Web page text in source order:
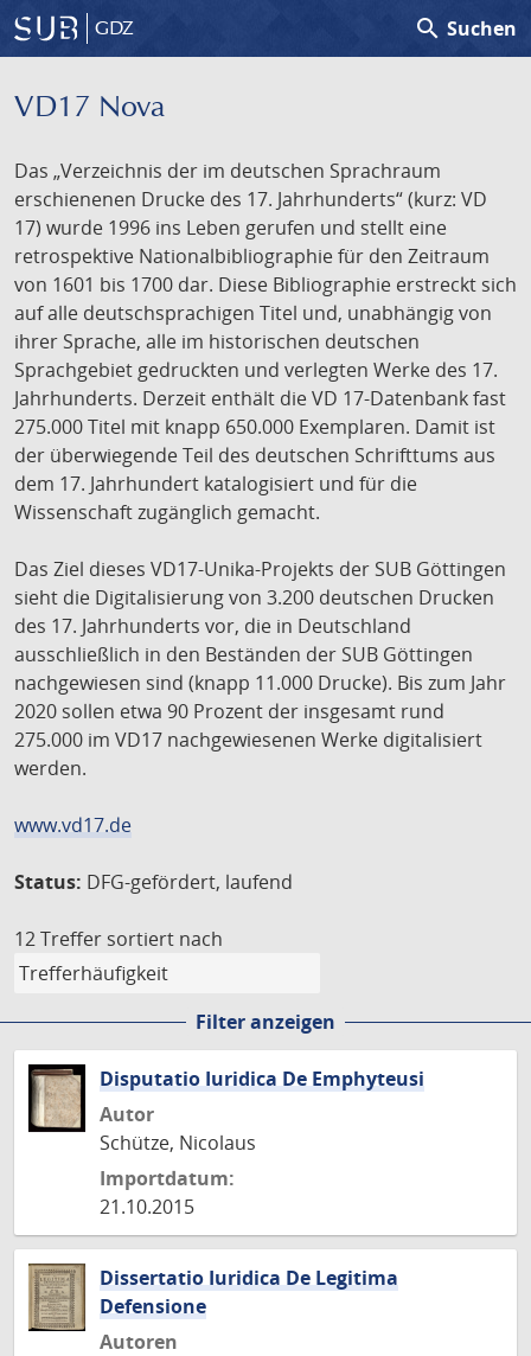
GDZ search Suchen
VD17 Nova
Das „Verzeichnis der im deutschen Sprachraum
erschienenen Drucke des 17. Jahrhunderts“ (kurz: VD
17) wurde 1996 ins Leben gerufen und stellt eine
retrospektive Nationalbibliographie für den Zeitraum
von 1601 bis 1700 dar. Diese Bibliographie erstreckt sich
auf alle deutschsprachigen Titel und, unabhängig von
ihrer Sprache, alle im historischen deutschen
Sprachgebiet gedruckten und verlegten Werke des 17.
Jahrhunderts. Derzeit enthält die VD 17-Datenbank fast
275.000 Titel mit knapp 650.000 Exemplaren. Damit ist
der überwiegende Teil des deutschen Schrifttums aus
dem 17. Jahrhundert katalogisiert und für die
Wissenschaft zugänglich gemacht.
Das Ziel dieses VD17-Unika-Projekts der SUB Göttingen
sieht die Digitalisierung von 3.200 deutschen Drucken
des 17. Jahrhunderts vor, die in Deutschland
ausschließlich in den Beständen der SUB Göttingen
nachgewiesen sind (knapp 11.000 Drucke). Bis zum Jahr
2020 sollen etwa 90 Prozent der insgesamt rund
275.000 im VD17 nachgewiesenen Werke digitalisiert
werden.
www.vd17.de
Status: DFG-gefördert, laufend
12 Treffer sortiert nach
Filter anzeigen
Disputatio Iuridica De Emphyteusi
Autor
Schütze, Nicolaus
Importdatum:
21.10.2015
Dissertatio Iuridica De Legitima
Defensione
Autoren